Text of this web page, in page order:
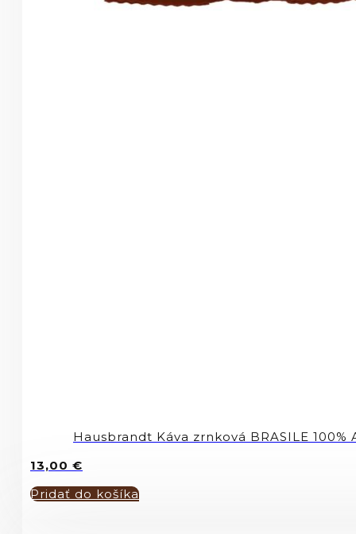
Hausbrandt Káva zrnková BRASILE 100%
13,00 €
Pridať do košíka